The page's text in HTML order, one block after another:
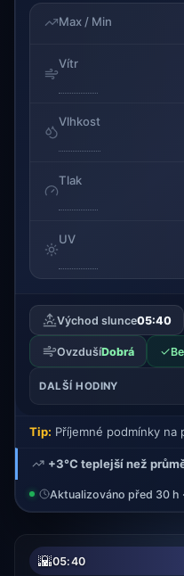
Max / Min
Vítr
Vlhkost
Tlak
UV
Východ slunce05:40
OvzdušíDobrá ✓
DALŠÍ HODINY
Tip: Příjemné podmínky
+3°C teplejší než
Aktualizováno před 30 h ·
🌇05:40